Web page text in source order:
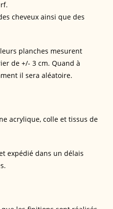
cheveux ainsi que des
planches mesurent
de +/- 3 cm. Quand à
il sera aléatoire.
acrylique, colle et tissus de
expédié dans un délais